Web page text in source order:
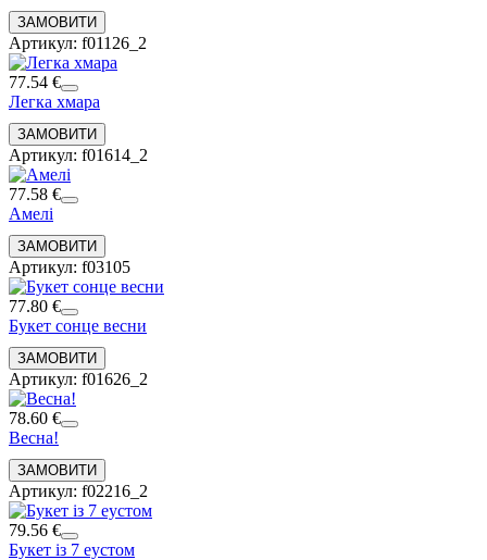
Артикул: f01126_2
77.54 €
Легка хмара
Артикул: f01614_2
77.58 €
Амелі
Артикул: f03105
77.80 €
Букет сонце весни
Артикул: f01626_2
78.60 €
Весна!
Артикул: f02216_2
79.56 €
Букет із 7 еустом